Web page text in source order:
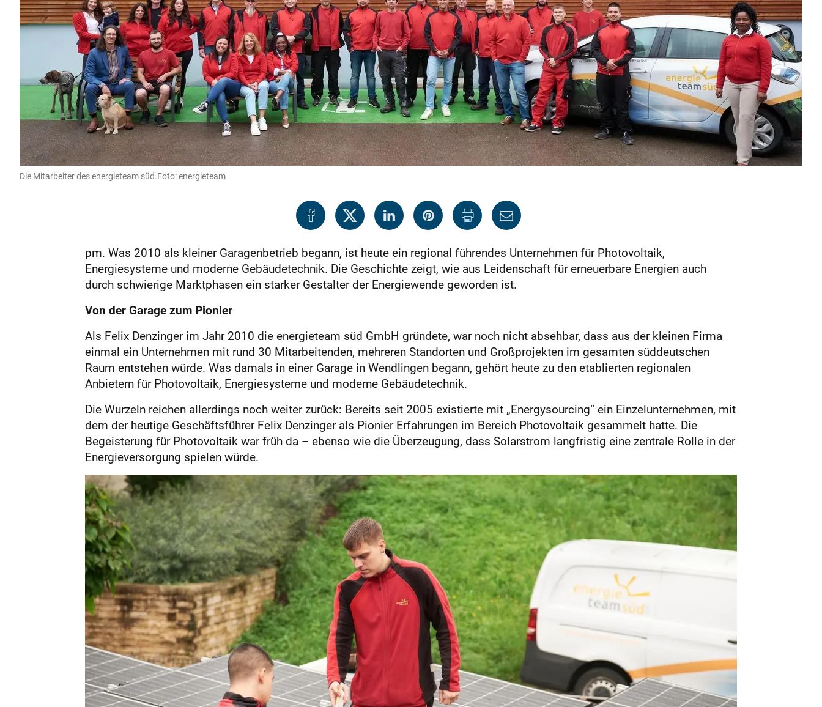
Die Mitarbeiter des energieteam süd.Foto: energieteam
pm. Was 2010 als kleiner Garagenbetrieb begann, ist heute ein regional führendes Unternehmen für Photovoltaik,
Energiesysteme und moderne Gebäudetechnik. Die Geschichte zeigt, wie aus Leidenschaft für erneuerbare Energien auch
durch schwierige Marktphasen ein starker Gestalter der Energiewende geworden ist.
Von der Garage zum Pionier
Als Felix Denzinger im Jahr 2010 die energieteam süd GmbH gründete, war noch nicht absehbar, dass aus der kleinen Firma
einmal ein Unternehmen mit rund 30 Mitarbeitenden, mehreren Standorten und Großprojekten im gesamten süddeutschen
Raum entstehen würde. Was damals in einer Garage in Wendlingen begann, gehört heute zu den etablierten regionalen
Anbietern für Photovoltaik, Energiesysteme und moderne Gebäudetechnik.
Die Wurzeln reichen allerdings noch weiter zurück: Bereits seit 2005 existierte mit „Energysourcing“ ein Einzelunternehmen, mit
dem der heutige Geschäftsführer Felix Denzinger als Pionier Erfahrungen im Bereich Photovoltaik gesammelt hatte. Die
Begeisterung für Photovoltaik war früh da – ebenso wie die Überzeugung, dass Solarstrom langfristig eine zentrale Rolle in der
Energieversorgung spielen würde.